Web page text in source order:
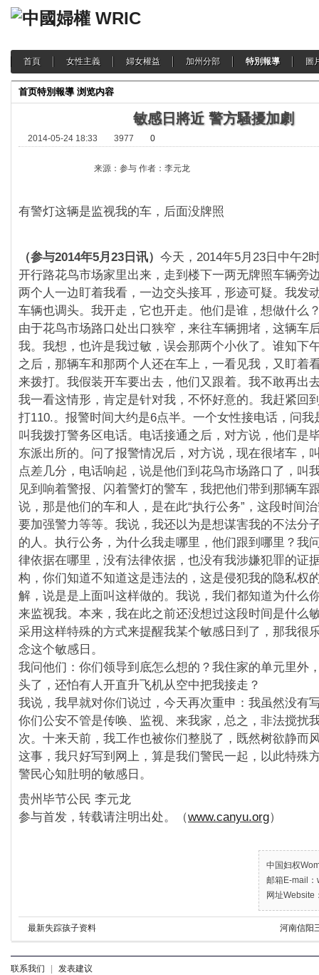
首頁 女性主義 婦女權益 加州分部 特別報導 圖
首页特別報導 浏览内容
敏感日將近 警方騷擾加劇
2014-05-24 18:33 3977 0
来源：参与 作者：李元龙
有警灯这辆是监视我的车，后面没牌照
（参与2014年5月23日讯） 今天， 2014年5月23日中午2
开行路花鸟市场家里出来， 走到楼下一两无牌照车辆旁
两个人一边盯着我看， 一边交头接耳，形迹可疑。我发
车辆也调头。 我开走，它也开走。他们是谁，想做什么
由于花鸟市场路口处出口狭窄，来往车辆拥堵， 这辆车
我。我想，也许是我过敏， 误会那两个小伙了。谁知下
之后， 那辆车和那两个人还在车上，一看见我，又盯着
来拨打。我假装开车要出去，他们又跟着。 我不敢再出
我一看这情形，肯定是针对我，不怀好意的。我赶紧回
打110.。报警时间大约是6点半。一个女性接电话， 问我
叫我拨打警务区电话。电话接通之后，对方说， 他们是
东派出所的。问了报警情况后，对方说， 现在很堵车，
点差几分，电话响起， 说是他们到花鸟市场路口了，叫
见到响着警报、闪着警灯的警车，我把他们带到那辆车
说，那是他们的车和人，是在此“执行公务”， 这段时间
要加强警力等等。我说， 我还以为是想谋害我的不法分
的人。执行公务， 为什么我走哪里，他们跟到哪里？ 我
律依据在哪里，没有法律依据， 也没有我涉嫌犯罪的证
构， 你们知道不知道这是违法的，这是侵犯我的隐私权
解，说是是上面叫这样做的。我说， 我们都知道为什么
来监视我。本来， 我在此之前还没想过这段时间是什么
采用这样特殊的方式来提醒我某个敏感日到了， 那我很
念这个敏感日。
我问他们：你们领导到底怎么想的？我住家的单元里外
头了，还怕有人开直升飞机从空中把我接走？
我说，我早就对你们说过，今天再次重申：我虽然没有
你们公安不管是传唤、监视、来我家，总之， 非法搅扰
次。十来天前，我工作也被你们整脱了， 既然树欲静而
这事，我只好写到网上， 算是我们警民一起， 以此特殊
警民心知肚明的敏感日。
贵州毕节公民 李元龙
参与首发，转载请注明出处。（www.canyu.org）
中国妇权
邮箱E-mail
网址Website
最新失踪孩子资料 河南信阳
联系我们 发表建议